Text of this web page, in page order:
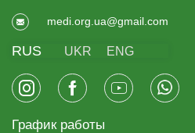
medi.org.ua@gmail.com
RUS UKR ENG
График работы